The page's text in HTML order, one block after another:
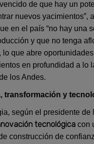
de que hay un
nuevos yacimientos”,
en el país “no hay una
y que no tenga
lo que abre
en profundidad a lo
los Andes.
transformación y
según el presidente de
tecnológica con
construcción de